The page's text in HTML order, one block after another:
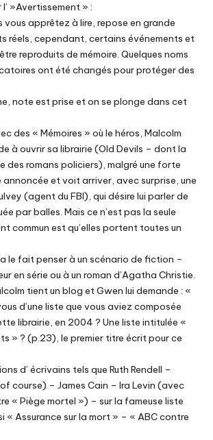
»Avertissement » :
vous apprêtez à lire, repose en grande
réels, cependant, certains événements et
reproduits de mémoire. Quelques noms
ont été changés pour protéger des
note est prise et on se plonge dans cet
des « Mémoires » où le héros, Malcolm
à ouvrir sa librairie (Old Devils – dont la
des romans policiers), malgré une forte
et voit arriver, avec surprise, une
(agent du FBI), qui désire lui parler de
par balles. Mais ce n’est pas la seule
commun est qu’elles portent toutes un
le fait penser à un scénario de fiction –
en série ou à un roman d’Agatha Christie.
tient un blog et Gwen lui demande : «
d’une liste que vous aviez composée
librairie, en 2004 ? Une liste intitulée «
» ? (p.23), le premier titre écrit pour ce
d’ écrivains tels que Ruth Rendell –
course) – James Cain – Ira Levin (avec
« Piège mortel ») – sur la fameuse liste
« Assurance sur la mort » – « ABC contre